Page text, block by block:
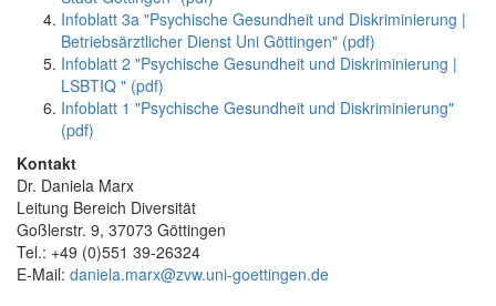
Infoblatt 3a "Psychische Gesundheit und Diskriminierung |
Betriebsärztlicher Dienst Uni Göttingen" (pdf)
Infoblatt 2 "Psychische Gesundheit und Diskriminierung |
LSBTIQ " (pdf)
Infoblatt 1 "Psychische Gesundheit und Diskriminierung"
(pdf)
Kontakt
Dr. Daniela Marx
Leitung Bereich Diversität
Goßlerstr. 9, 37073 Göttingen
Tel.: +49 (0)551 39-26324
E-Mail: daniela.marx@zvw.uni-goettingen.de